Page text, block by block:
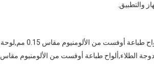
والتطبيق.
طباعة أوفست من الألومنيوم مقاس 0.15 مم,0ألواح غير معالجة بقيمة 15 ملم